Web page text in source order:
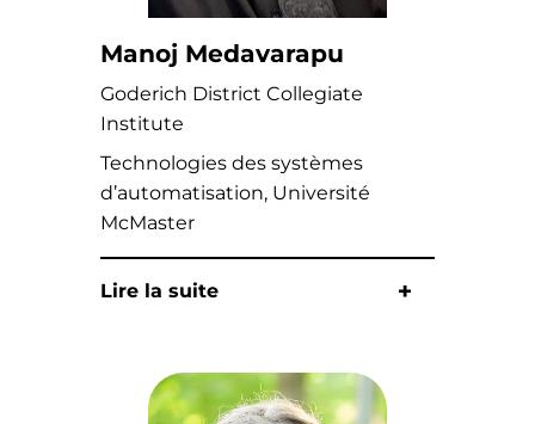
Manoj Medavarapu
Goderich District Collegiate
Institute
Technologies des systèmes
d’automatisation, Université
McMaster
Lire la suite